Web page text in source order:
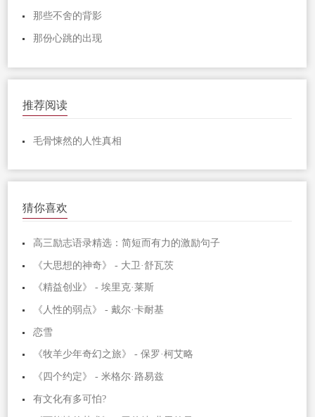
那些不舍的背影
那份心跳的出现
推荐阅读
毛骨悚然的人性真相
猜你喜欢
高三励志语录精选：简短而有力的激励句子
《大思想的神奇》 - 大卫·舒瓦茨
《精益创业》 - 埃里克·莱斯
《人性的弱点》 - 戴尔·卡耐基
恋雪
《牧羊少年奇幻之旅》 - 保罗·柯艾略
《四个约定》 - 米格尔·路易兹
有文化有多可怕?